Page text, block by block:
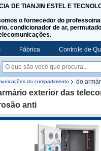
DE TIANJIN ESTEL E
o fornecedor do
condicionador de ar,
Fábrica Controle de
do compartimento
do
exterior das
anti